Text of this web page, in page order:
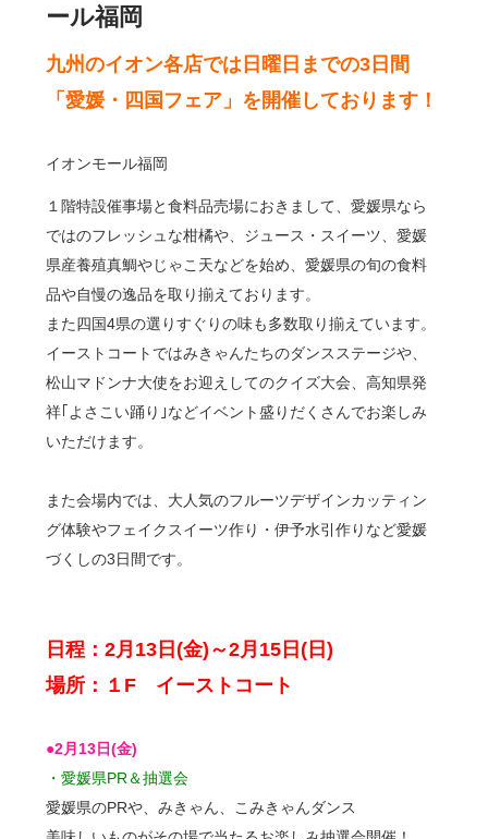
ール福岡
九州のイオン各店では日曜日までの3日間
「愛媛・四国フェア」を開催しております！
イオンモール福岡
１階特設催事場と食料品売場におきまして、愛媛県なら
ではのフレッシュな柑橘や、ジュース・スイーツ、愛媛
県産養殖真鯛やじゃこ天などを始め、愛媛県の旬の食料
品や自慢の逸品を取り揃えております。
また四国4県の選りすぐりの味も多数取り揃えています。
イーストコートではみきゃんたちのダンスステージや、
松山マドンナ大使をお迎えしてのクイズ大会、高知県発
祥｢よさこい踊り｣などイベント盛りだくさんでお楽しみ
いただけます。
また会場内では、大人気のフルーツデザインカッティン
グ体験やフェイクスイーツ作り・伊予水引作りなど愛媛
づくしの3日間です。
日程：2月13日(金)～2月15日(日)
場所：１F イーストコート
●2月13日(金)
・愛媛県PR＆抽選会
愛媛県のPRや、みきゃん、こみきゃんダンス